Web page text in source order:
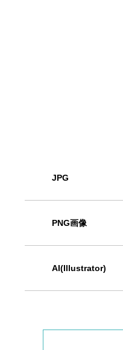
JPG
PNG画像
AI(Illustrator)